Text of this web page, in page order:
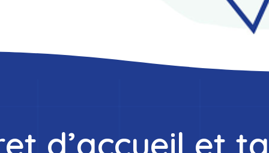
d’accueil et